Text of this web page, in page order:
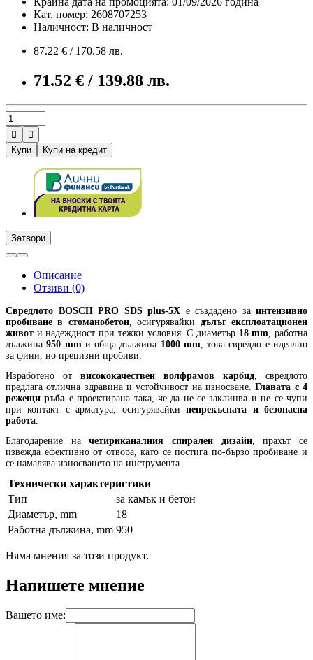
Кат. номер: 2608707253
Наличност: В наличност
87.22 € / 170.58 лв.
71.52 € / 139.88 лв.


Купи
Купи на кредит
Затвори
Описание
Отзиви (0)
Свредлото BOSCH PRO SDS plus-5X е създадено за интензивно
пробиване в стоманобетон, осигурявайки
дълъг експлоатационен
живот и надеждност при тежки условия. С диаметър 18 mm , работна
дължина 950 mm и обща дължина 1000 mm , това свредло е идеално
за фини, но прецизни пробиви.
Изработено от
висококачествен волфрамов карбид , свредлото
предлага отлична здравина и устойчивост на износване.
Главата с 4
режещи ръба е проектирана така, че да не се заклинва и не се чупи
при контакт с арматура, осигурявайки
непрекъсната и безопасна
работа
Благодарение на
четириканалния спирален дизайн, прахът се
извежда ефективно от отвора, като се постига по-бързо пробиване и
се намалява износването на инструмента.
Технически характеристики
Тип
за камък и бетон
Диаметър, mm
18
Работна дължина, mm 950
Няма мнения за този продукт.
Напишете мнение
Вашето име: